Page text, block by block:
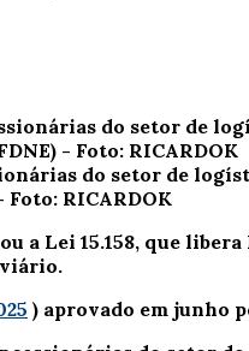
do setor de
RICARDOK
a Lei 15.158, que
) aprovado em junho